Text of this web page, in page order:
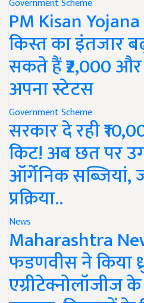
Government Scheme
PM Kisan
किस्त का इंतजार
सकते हैं ₹2,000
अपना स्टेटस
Government Scheme
सरकार दे रही
किट! अब छत पर
ऑर्गेनिक
प्रक्रिया..
News
Maharashtra
फडणवीस ने किया
एग्रीटेक्नोलॉजीज